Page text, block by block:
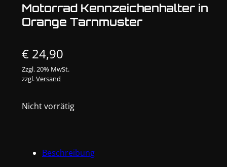
Motorrad Kennzeichenhalter in
Orange Tarnmuster
€ 24,90
Zzgl. 20% MwSt.
zzgl.Versand
Nicht vorrätig
Beschreibung